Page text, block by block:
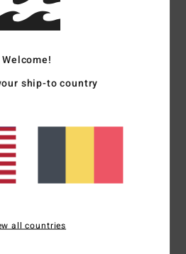
/5
5
Welcome!
ship-to country
all countries